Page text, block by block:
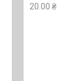
20.00 ₴